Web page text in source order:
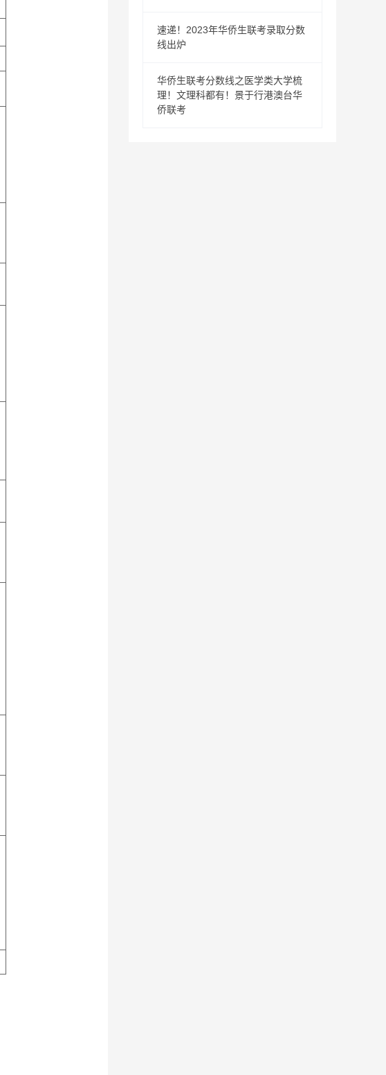
速递！2023年华侨生联考录取分数
线出炉
华侨生联考分数线之医学类大学梳
理！文理科都有！景于行港澳台华
侨联考